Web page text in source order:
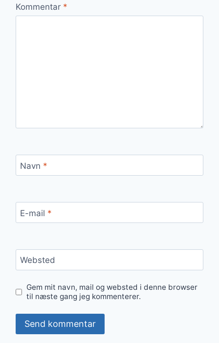
Kommentar *
Navn *
E-mail *
Websted
Gem mit navn, mail og websted i denne browser
til næste gang jeg kommenterer.